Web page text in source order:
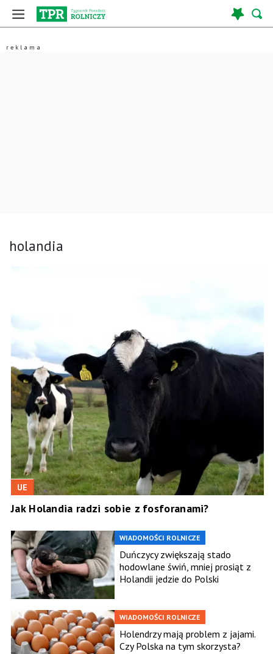
holandia
UE
Jak Holandia radzi sobie z fosforanami?
WIADOMOŚCI ROLNICZE
Duńczycy zwiększają stado
hodowlane świń, mniej prosiąt z
Holandii jedzie do Polski
WIADOMOŚCI ROLNICZE
Holendrzy mają problem z jajami.
Czy Polska na tym skorzysta?